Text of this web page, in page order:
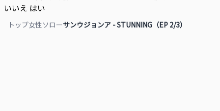
いいえ はい
トップ女性ソローサンウジョンア - STUNNING（EP 2/3）